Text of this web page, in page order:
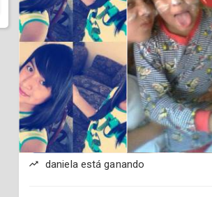
daniela está ganando